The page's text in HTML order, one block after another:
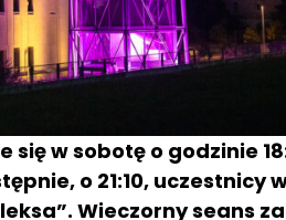
się w sobotę o godzinie
o 21:10,
Wieczorny seans